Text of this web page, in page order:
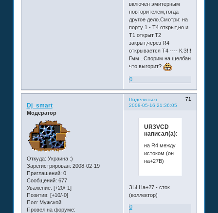
включен эмитерным
повторителем,тогда
другое дело.Смотри: на
порту 1 - Т4 открыт,но и
Т1 открыт,Т2
закрыт,через R4
открывается Т4 ---- К.З!!!
Гмм...Спорим на щелбан
что выгорит?
0
Поделиться
71
2008-05-16 21:36:05
Dj_smart
Модератор
Откуда: Украина :)
Зарегистрирован: 2008-02-19
Приглашений: 0
Сообщений: 677
Уважение: [+20/-1]
Позитив: [+10/-0]
Пол: Мужской
Провел на форуме:
UR3VCD
написал(а):
на R4 между
истоком (он
на+27В)
ЗЫ.На+27 - сток
(коллектор)
0